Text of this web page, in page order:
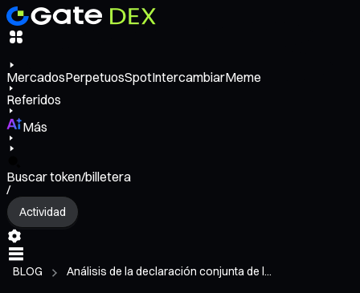
MercadosPerpetuosSpotIntercambiarMeme
Referidos
Más
Buscar token/billetera
/
Actividad
BLOG Análisis de la declaración conjunta de l...